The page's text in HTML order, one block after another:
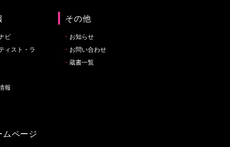
ビ
ィスト・ラ
報
ページ
その他
お知らせ
お問い合わせ
蔵書一覧